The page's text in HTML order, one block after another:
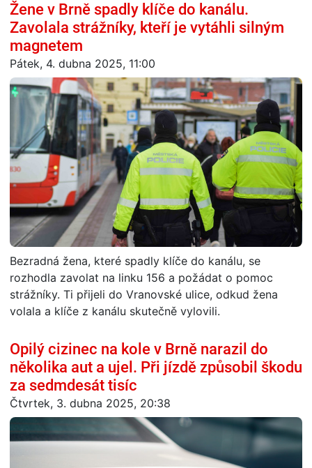
Žene v Brně spadly klíče do kanálu.
Zavolala strážníky, kteří je vytáhli silným
magnetem
Pátek, 4. dubna 2025, 11:00
Bezradná žena, které spadly klíče do kanálu, se
rozhodla zavolat na linku 156 a požádat o pomoc
strážníky. Ti přijeli do Vranovské ulice, odkud žena
volala a klíče z kanálu skutečně vylovili.
Opilý cizinec na kole v Brně narazil do
několika aut a ujel. Při jízdě způsobil škodu
za sedmdesát tisíc
Čtvrtek, 3. dubna 2025, 20:38